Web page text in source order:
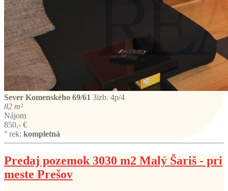
Sever Komenského 69/61 3izb. 4p/4
82 m²
Nájom
850,- €
° rek: kompletná
Predaj pozemok 3030 m2 Malý Šariš - pri
meste Prešov